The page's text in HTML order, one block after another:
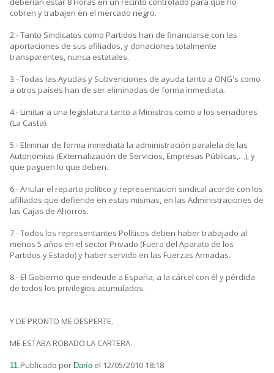
cobren y trabajen en el mercado negro.
2.- Tanto Sindicatos como Partidos han de financiarse con las
aportaciones de sus afiliados, y donaciones totalmente
transparentes, nunca estatales.
3.- Todas las Ayudas y Subvenciones de ayuda tanto a ONG's como
a otros países han de ser eliminadas de forma inmediata.
4.- Limitar a una legislatura tanto a Ministros como a los senadores
(La Casta).
5.- Eliminar de forma inmediata la administración paralela de las
Autonomías (Externalización de Servicios, Empresas Públicas,…), y
que paguen lo que deben.
6.- Anular el reparto político y representacion sindical acorde con los
afiliados que defiende en estas mismas, en las Administraciones de
las Cajas de Ahorros.
7.- Todos los representantes Políticos deben haber trabajado al
menos 5 años en el sector Privado (Fuera del Aparato de los
Partidos y Estado) y haber servido en las Fuerzas Armadas.
8.- El Gobierno que endeude a España, a la cárcel con él y pérdida
de todos los privilegios acumulados.
Y DE PRONTO ME DESPERTE.
ME ESTABA ROBADO LA CARTERA.
11.Publicado por Darío el 12/05/2010 18:18